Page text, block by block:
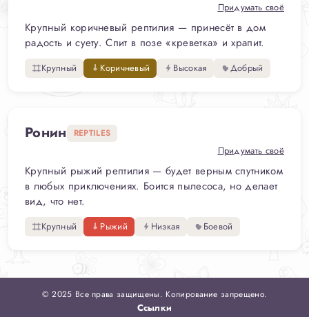
Придумать своё
Крупный коричневый рептилия — принесёт в дом
радость и суету. Спит в позе «креветка» и храпит.
Крупный Коричневый Высокая Добрый
Ронин REPTILES
Придумать своё
Крупный рыжий рептилия — будет верным спутником
в любых приключениях. Боится пылесоса, но делает
вид, что нет.
Крупный Рыжий Низкая Боевой
© 2025 Все права защищены. Копирование запрещено.
Ссылки